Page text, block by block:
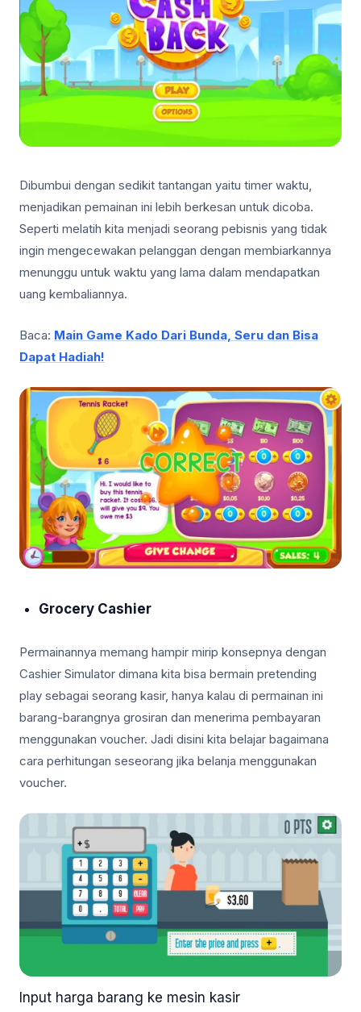
Dibumbui dengan sedikit tantangan yaitu timer waktu,
menjadikan pemainan ini lebih berkesan untuk dicoba.
Seperti melatih kita menjadi seorang pebisnis yang tidak
ingin mengecewakan pelanggan dengan membiarkannya
menunggu untuk waktu yang lama dalam mendapatkan
uang kembaliannya.
Baca: Main Game Kado Dari Bunda, Seru dan Bisa
Dapat Hadiah!
Grocery Cashier
Permainannya memang hampir mirip konsepnya dengan
Cashier Simulator dimana kita bisa bermain pretending
play sebagai seorang kasir, hanya kalau di permainan ini
barang-barangnya grosiran dan menerima pembayaran
menggunakan voucher. Jadi disini kita belajar bagaimana
cara perhitungan seseorang jika belanja menggunakan
voucher.
Input harga barang ke mesin kasir